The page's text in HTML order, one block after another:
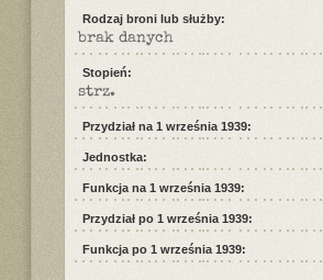
Rodzaj broni lub służby:
brak danych
Stopień:
strz.
Przydział na 1 września 1939:
Jednostka:
Funkcja na 1 września 1939:
Przydział po 1 września 1939:
Funkcja po 1 września 1939: